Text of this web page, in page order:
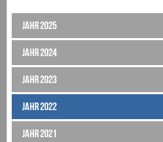
Jahr 2025
Jahr 2024
Jahr 2023
Jahr 2022
Jahr 2021